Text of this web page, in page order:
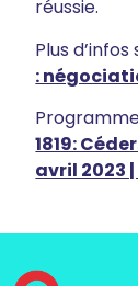
réussie.
Plus
:
1819:
avril 2023 |